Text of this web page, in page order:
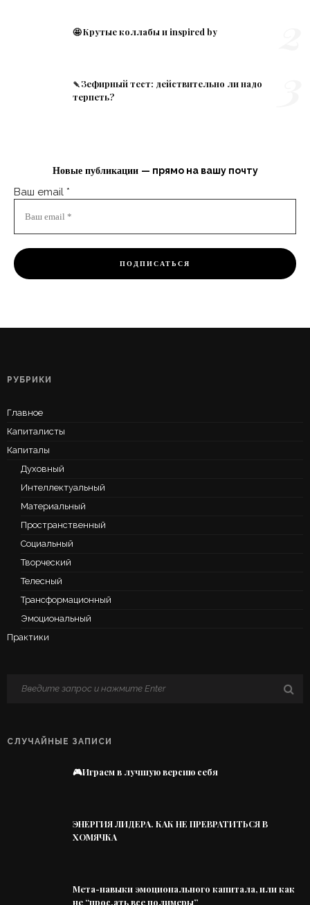
🤩 Крутые коллабы и inspired by
🍡Зефирный тест: действительно ли надо
терпеть?
Новые публикации — прямо на вашу почту
Ваш email *
РУБРИКИ
Главное
Капиталисты
Капиталы
Духовный
Интеллектуальный
Материальный
Пространственный
Социальный
Творческий
Телесный
Трансформационный
Эмоциональный
Практики
СЛУЧАЙНЫЕ ЗАПИСИ
🎮Играем в лучшую версию себя
ЭНЕРГИЯ ЛИДЕРА. КАК НЕ ПРЕВРАТИТЬСЯ В
ХОМЯЧКА
Мета-навыки эмоционального капитала, или как
не “прос.ать все полимеры”